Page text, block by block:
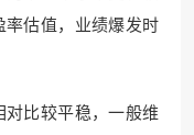
率估值，业绩爆发时
对比较平稳，一般维